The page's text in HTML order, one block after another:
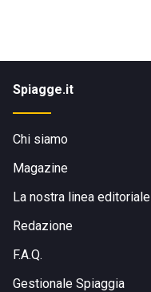
Spiagge.it
Chi siamo
Magazine
La nostra linea editoriale
Redazione
F.A.Q.
Gestionale Spiaggia